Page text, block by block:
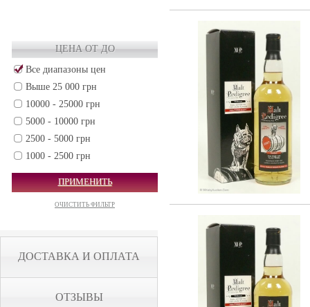
ЦЕНА ОТ ДО
Все диапазоны цен
Выше 25 000 грн
10000 - 25000 грн
5000 - 10000 грн
2500 - 5000 грн
1000 - 2500 грн
500 - 1000 грн
250 - 500 грн
50 - 250 грн
ПРИМЕНИТЬ
ОЧИСТИТЬ ФИЛЬТР
ДОСТАВКА И ОПЛАТА
ОТЗЫВЫ